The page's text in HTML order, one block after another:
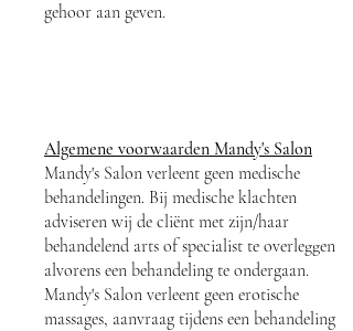
gehoor aan geven.
Algemene voorwaarden Mandy's Salon
Mandy's Salon verleent geen medische
behandelingen. Bij medische klachten
adviseren wij de cliënt met zijn/haar
behandelend arts of specialist te overleggen
alvorens een behandeling te ondergaan.
Mandy's Salon verleent geen erotische
massages, aanvraag tijdens een behandeling